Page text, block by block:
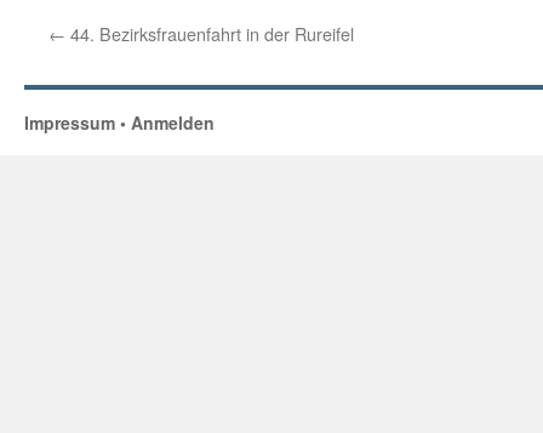
← 44. Bezirksfrauenfahrt in der Rureifel
Impressum • Anmelden